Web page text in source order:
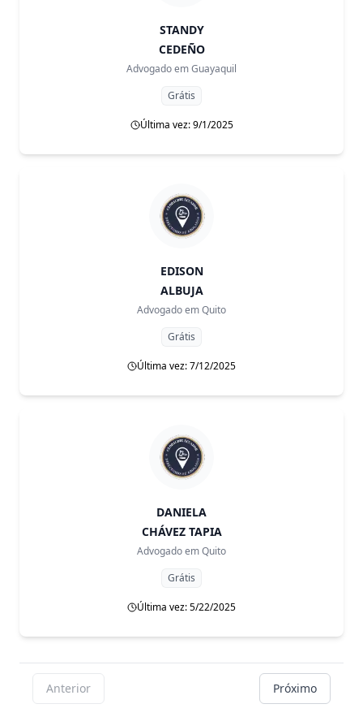
STANDY
CEDEÑO
Advogado emGuayaquil
Grátis
Última vez: 9/1/2025
EDISON
ALBUJA
Advogado emQuito
Grátis
Última vez: 7/12/2025
DANIELA
CHÁVEZ TAPIA
Advogado emQuito
Grátis
Última vez: 5/22/2025
Anterior Próximo